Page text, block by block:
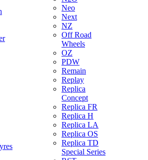
Neo
Next
NZ
Off Road
Wheels
OZ
PDW
Remain
Replay
Replica
Concept
Replica FR
Replica H
Replica LA
Replica OS
Replica TD
Special Series